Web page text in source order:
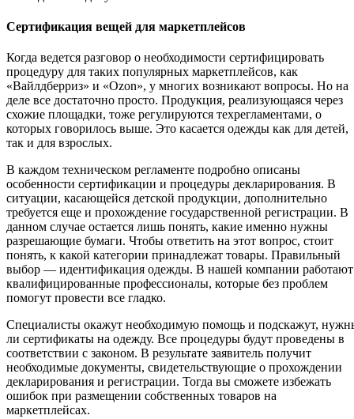
Сертификация вещей для маркетплейсов
Когда ведется разговор о необходимости сертифицировать
процедуру для таких популярных маркетплейсов, как
«Вайлдберриз» и «Ozon», у многих возникают вопросы. Но на
деле все достаточно просто. Продукция, реализующаяся через
схожие площадки, тоже регулируются техрегламентами, о
которых говорилось выше. Это касается одежды как для детей,
так и для взрослых.
В каждом техническом регламенте подробно описаны
особенности сертификации и процедуры декларирования. В
ситуации, касающейся детской продукции, дополнительно
требуется еще и прохождение государственной регистрации. В
данном случае остается лишь понять, какие именно нужны
разрешающие бумаги. Чтобы ответить на этот вопрос, стоит
понять, к какой категории принадлежат товары. Правильный
выбор — идентификация одежды. В нашей компании работают
квалифицированные профессионалы, которые без проблем
помогут провести все гладко.
Специалисты окажут необходимую помощь и подскажут,
ли сертификаты на одежду. Все процедуры будут проведены в
соответствии с законом. В результате заявитель получит
необходимые документы, свидетельствующие о прохождении
декларирования и регистрации. Тогда вы сможете избежать
ошибок при размещении собственных товаров на
маркетплейсах.